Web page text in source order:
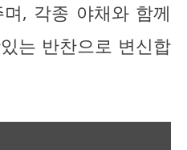
, 각종 야채와 함께
는 반찬으로 변신합